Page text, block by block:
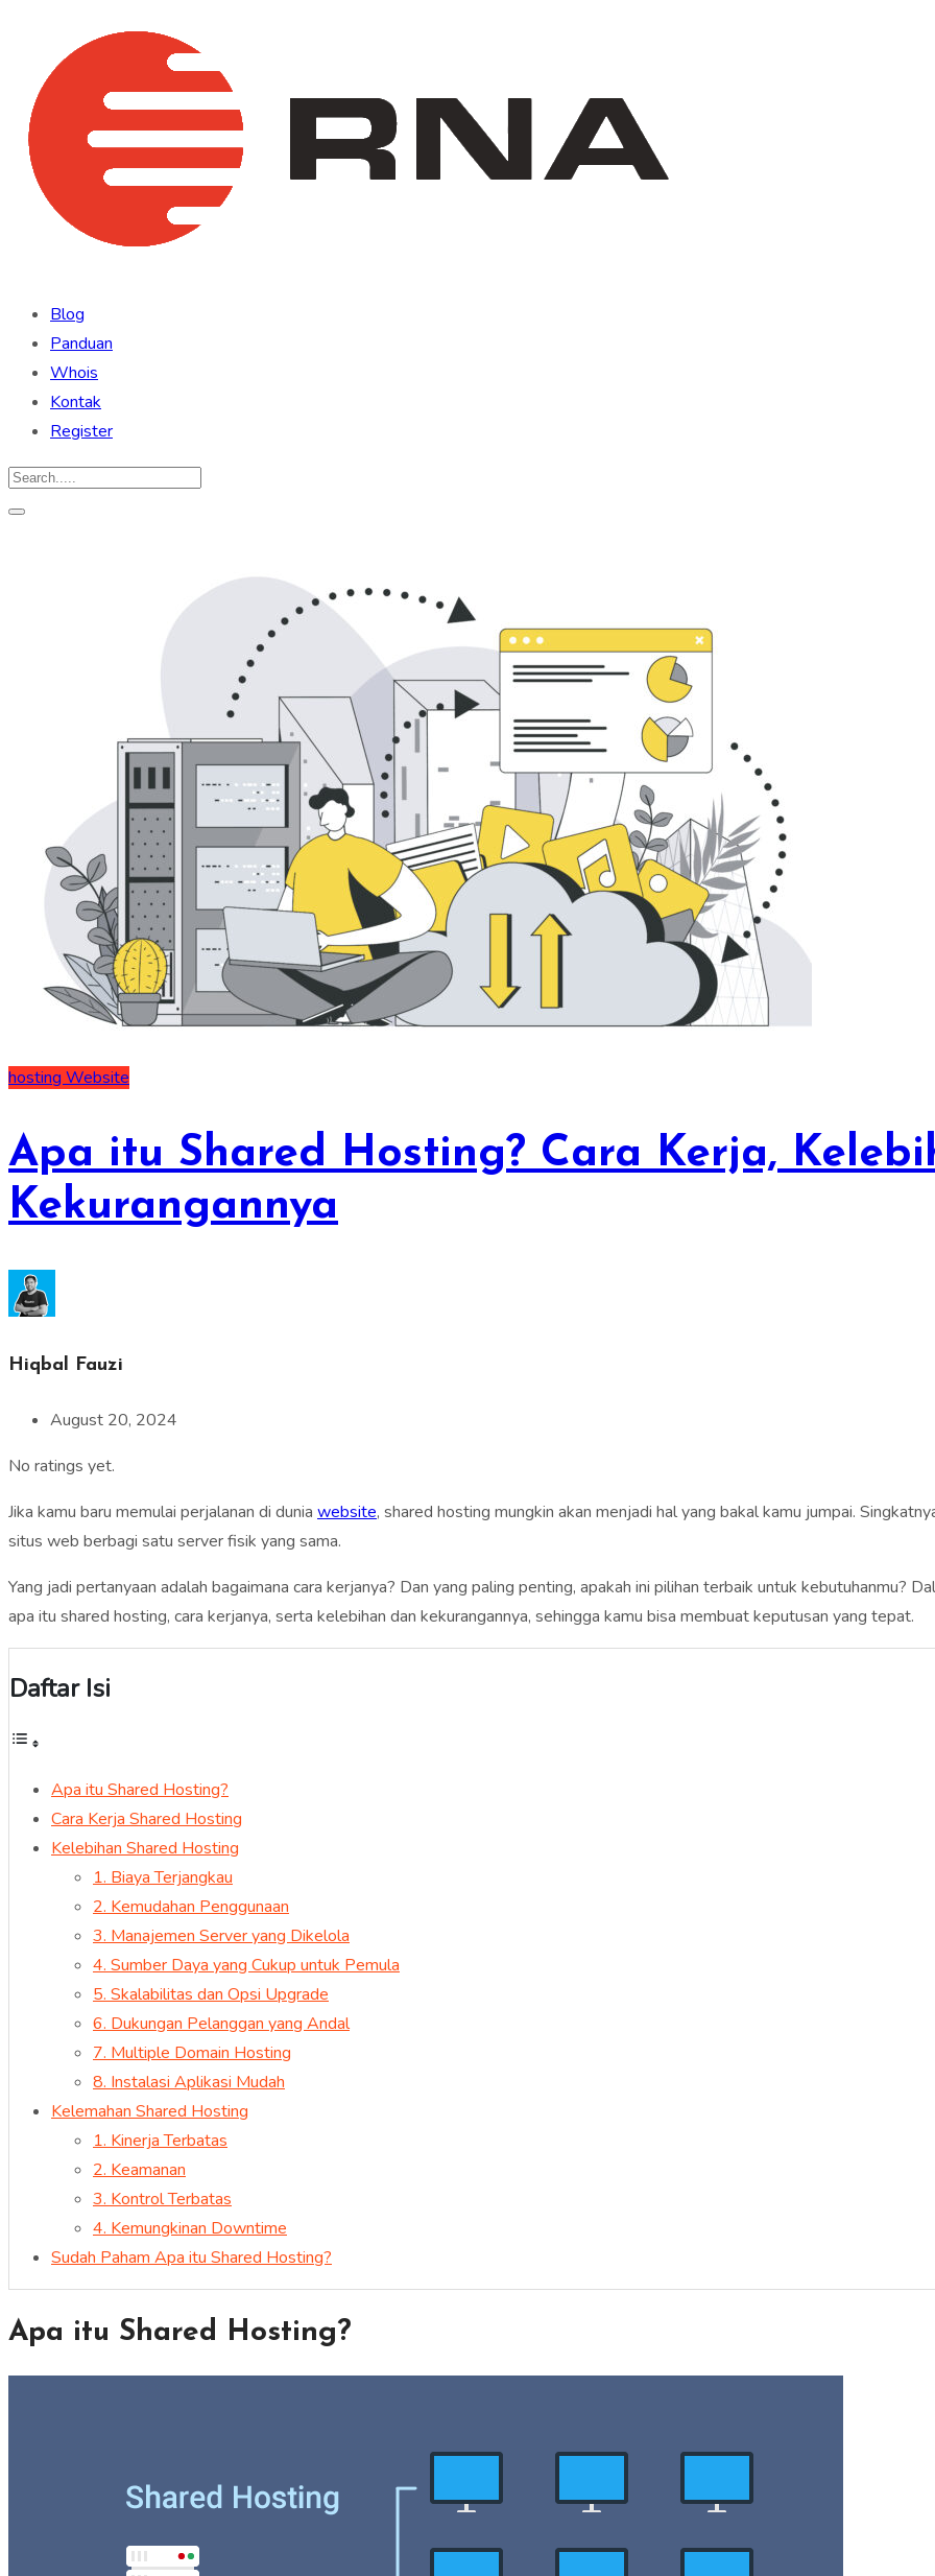
Blog
Panduan
Whois
Kontak
Register
hosting Website
Apa itu Shared Hosting? Cara Kerja,
Kekurangannya
Hiqbal Fauzi
August 20, 2024
No ratings yet.
Jika kamu baru memulai perjalanan di dunia website, shared hosting mungkin akan menjadi hal yang bakal kamu jumpai.
situs web berbagi satu server fisik yang sama.
Yang jadi pertanyaan adalah bagaimana cara kerjanya? Dan yang paling penting, apakah ini pilihan terbaik untuk kebutuhanmu?
apa itu shared hosting, cara kerjanya, serta kelebihan dan kekurangannya, sehingga kamu bisa membuat keputusan yang tepat.
Daftar Isi
Apa itu Shared Hosting?
Cara Kerja Shared Hosting
Kelebihan Shared Hosting
1. Biaya Terjangkau
2. Kemudahan Penggunaan
3. Manajemen Server yang Dikelola
4. Sumber Daya yang Cukup untuk Pemula
5. Skalabilitas dan Opsi Upgrade
6. Dukungan Pelanggan yang Andal
7. Multiple Domain Hosting
8. Instalasi Aplikasi Mudah
Kelemahan Shared Hosting
1. Kinerja Terbatas
2. Keamanan
3. Kontrol Terbatas
4. Kemungkinan Downtime
Sudah Paham Apa itu Shared Hosting?
Apa itu Shared Hosting?